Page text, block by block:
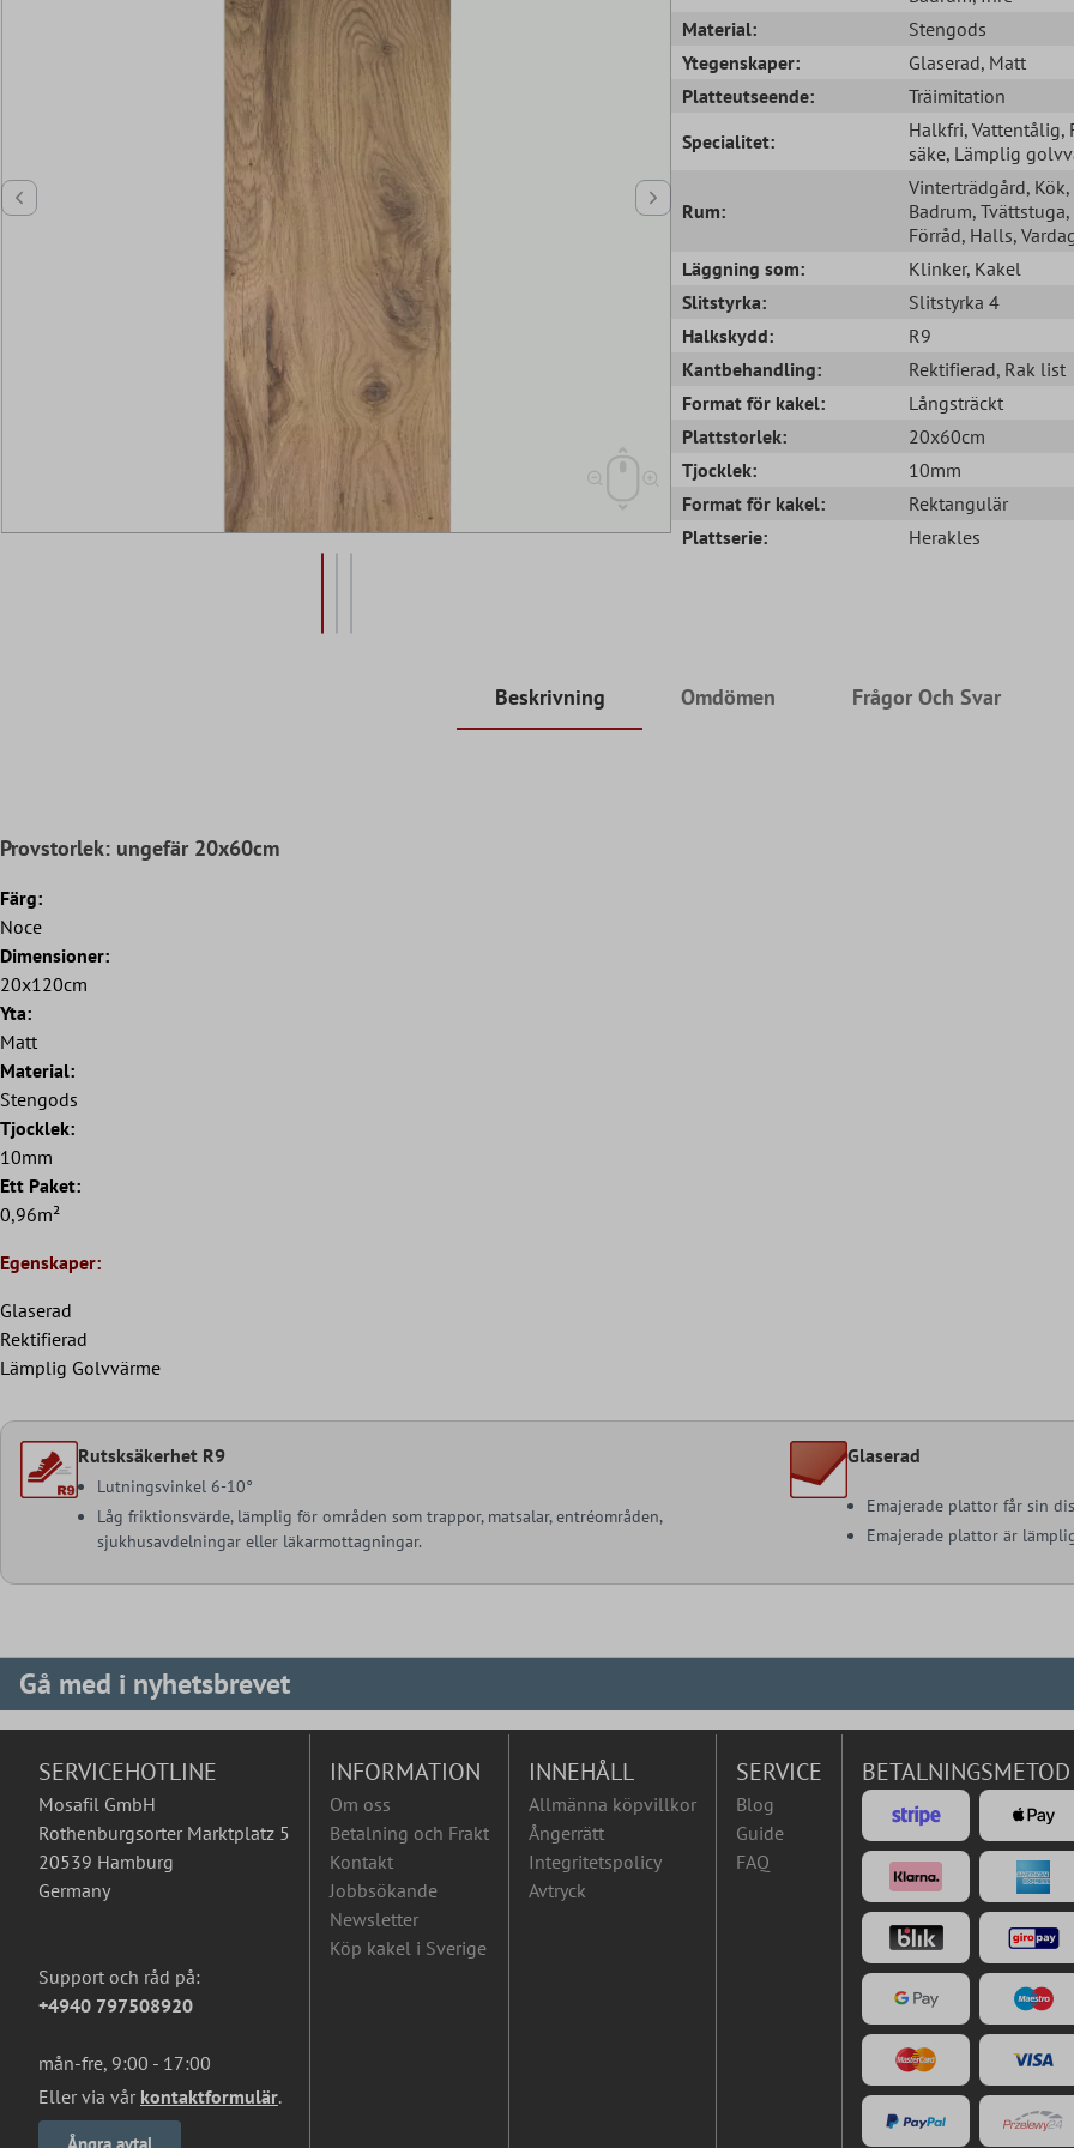
Material:
Stengods
Ytegenskaper:
Glaserad, Matt
Platteutseende:
Träimitation
Specialitet:
Halkfri, Vattentålig,
säke, Lämplig
Rum:
Vinterträdgård, Kök,
Badrum, Tvättstuga,
Förråd, Halls,
Läggning som:
Klinker, Kakel
Slitstyrka:
Slitstyrka 4
Halkskydd:
R9
Kantbehandling:
Rektifierad, Rak list
Format för kakel:
Långsträckt
Plattstorlek:
20x60cm
Tjocklek:
10mm
Format för kakel:
Rektangulär
Plattserie:
Herakles
Beskrivning Omdömen Frågor Och Svar
Provstorlek: ungefär 20x60cm
Färg:
Noce
Dimensioner:
20x120cm
Yta:
Matt
Material:
Stengods
Tjocklek:
10mm
Ett Paket:
0,96m²
Egenskaper:
Glaserad
Rektifierad
Lämplig Golvvärme
Rutsksäkerhet R9
Lutningsvinkel 6-10°
Låg friktionsvärde, lämplig för områden som trappor, matsalar, entréområden,
sjukhusavdelningar eller läkarmottagningar.
Glaserad
Emajerade plattor får sin
Emajerade plattor är
Gå med i nyhetsbrevet
SERVICEHOTLINE
Mosafil GmbH
Rothenburgsorter Marktplatz 5
20539 Hamburg
Germany
Support och råd på:
+4940 797508920
mån-fre, 9:00 - 17:00
Eller via vår kontaktformulär.
INFORMATION
Om oss
Betalning och Frakt
Kontakt
Jobbsökande
Newsletter
Köp kakel i Sverige
INNEHÅLL
Allmänna köpvillkor
Ångerrätt
Integritetspolicy
Avtryck
SERVICE
Blog
Guide
FAQ
BETALNINGSMETOD